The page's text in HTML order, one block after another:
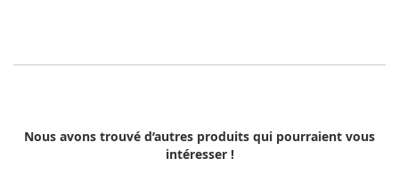
Nous avons trouvé d’autres produits qui pourraient vous
intéresser !